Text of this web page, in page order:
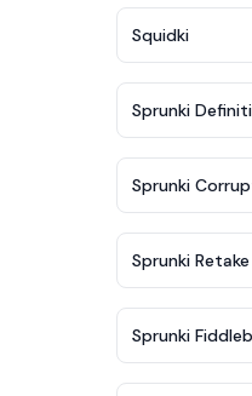
Squidki
Sprunki
Sprunki
Sprunki
Sprunki